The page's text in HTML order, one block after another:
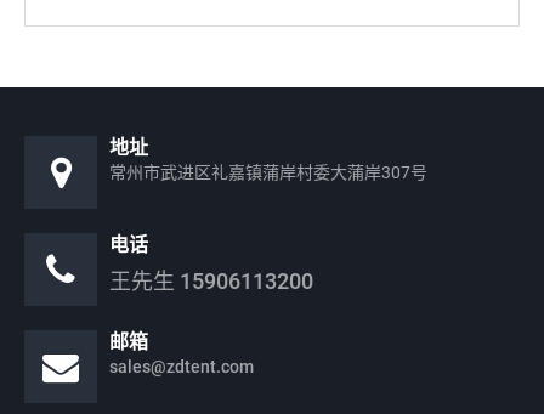
地址
常州市武进区礼嘉镇蒲岸村委大蒲岸307号
电话
王先生 15906113200
邮箱
sales@zdtent.com